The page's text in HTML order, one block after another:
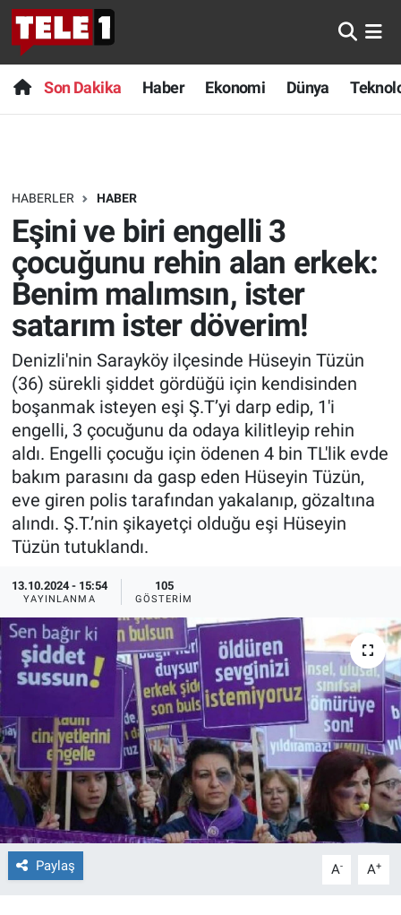
Son Dakika Haber Ekonomi Dünya
HABERLER HABER
Eşini ve biri engelli 3
çocuğunu rehin alan erkek:
Benim malımsın, ister
satarım ister döverim!
Denizli'nin Sarayköy ilçesinde Hüseyin Tüzün
(36) sürekli şiddet gördüğü için kendisinden
boşanmak isteyen eşi Ş.T’yi darp edip, 1'i
engelli, 3 çocuğunu da odaya kilitleyip rehin
aldı. Engelli çocuğu için ödenen 4 bin TL'lik evde
bakım parasını da gasp eden Hüseyin Tüzün,
eve giren polis tarafından yakalanıp, gözaltına
alındı. Ş.T.’nin şikayetçi olduğu eşi Hüseyin
Tüzün tutuklandı.
13.10.2024 - 15:54
YAYINLANMA
105
GÖSTERIM
Paylaş A- A+
Anında Manşet
Başka Sohbetler
Bilim turu
Bilim ve Teknoloji Evreni
Doğa Konuşuyor
Dünya
Ege Saati
Ege'den Esintiler
Eğitim
Eğlence
Forum
Gerçeğin İzinde
Gün Başlıyor
Gün Bitiyor
Gün Ortası
Gündem Özel
Son Dakika
Haber
Dünya
Teknoloji
Sağlık
Spor
Yayın Akışı
İletişim
Nöbetçi Eczaneler
Hava Durumu
Trafik Durumu
Süper Lig Puan Durumu ve Fikstür
Tüm Manşetler
Son Dakika Haberleri
Haber Arşivi